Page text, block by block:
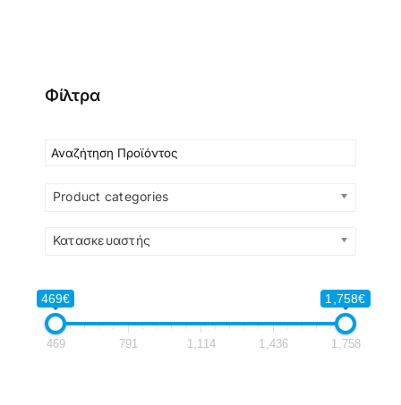
Φίλτρα
Product categories
Κατασκευαστής
469€ 1,758€
469 791 1,114 1,436 1,758